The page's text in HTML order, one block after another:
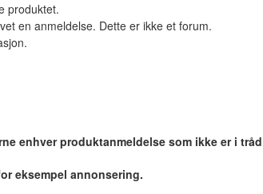
produktet.
en anmeldelse. Dette er ikke et forum.
enhver produktanmeldelse som ikke er i
eksempel annonsering.